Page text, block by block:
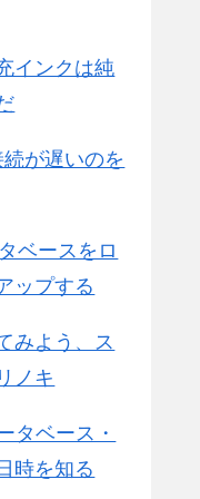
インクは純
が遅いのを
ベースをロ
ップする
みよう、ス
ノキ
タベース・
時を知る